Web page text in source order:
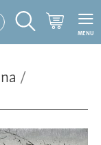
Hakutoiminto
MENU
/